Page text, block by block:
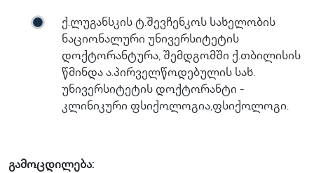
ქ.ლუგანსკის ტ.შევჩენკოს სახელობის
ნაციონალური უნივერსიტეტის
დოქტორანტურა, შემდგომში ქ.თბილისის
წმინდა ა.პირველწოდებულის სახ.
უნივერსიტეტის დოქტორანტი -
კლინიკური ფსიქოლოგია,ფსიქოლოგი.
გამოცდილება: